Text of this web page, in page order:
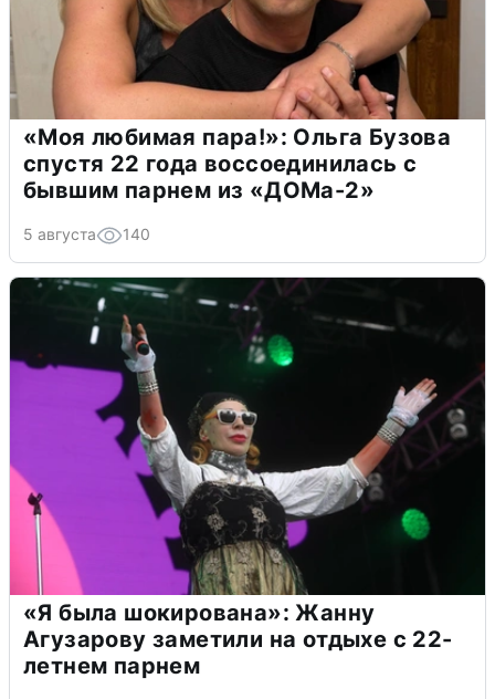
«Моя любимая пара!»: Ольга Бузова
спустя 22 года воссоединилась с
бывшим парнем из «ДОМа-2»
5 августа 140
«Я была шокирована»: Жанну
Агузарову заметили на отдыхе с 22-
летнем парнем